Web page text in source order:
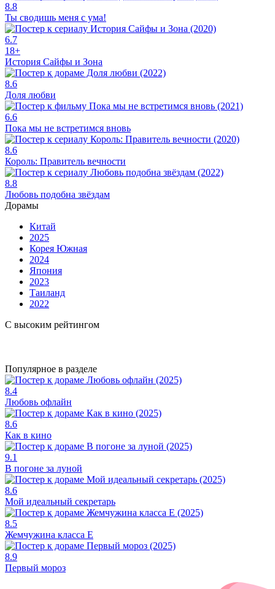
8.8
Ты сводишь меня с ума!
6.7
18+
История Сайфы и Зона
8.6
Доля любви
6.6
Пока мы не встретимся вновь
8.6
Король: Правитель вечности
8.8
Любовь подобна звёздам
Дорамы
Китай
2025
Корея Южная
2024
Япония
2023
Таиланд
2022
С высоким рейтингом
Популярное в разделе
8.4
Любовь офлайн
8.6
Как в кино
9.1
В погоне за луной
8.6
Мой идеальный секретарь
8.5
Жемчужина класса Е
8.9
Первый мороз